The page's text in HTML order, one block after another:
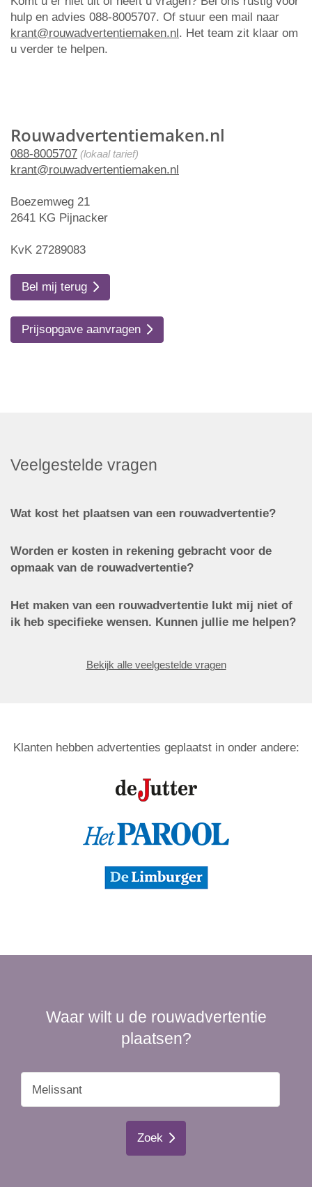
Rouwadvertentiemaken.nl
088-8005707 (lokaal tarief)
krant@rouwadvertentiemaken.nl
Boezemweg 21
2641 KG Pijnacker
KvK 27289083
Bel mij terug
Prijsopgave aanvragen
hulp en advies 088-8005707. Of stuur een mail naar
krant@rouwadvertentiemaken.nl. Het team zit klaar om
u verder te helpen.
Veelgestelde vragen
Wat kost het plaatsen van een rouwadvertentie?
Worden er kosten in rekening gebracht voor de
opmaak van de rouwadvertentie?
Het maken van een rouwadvertentie lukt mij niet of
ik heb specifieke wensen. Kunnen jullie me helpen?
Bekijk alle veelgestelde vragen
Klanten hebben advertenties geplaatst in onder andere:
Waar wilt u de rouwadvertentie
plaatsen?
Zoek